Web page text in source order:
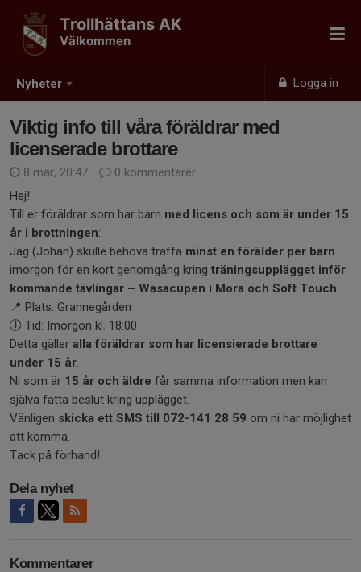
Nyheter Logga in
Trollhättans AK
Välkommen
Viktig info till våra föräldrar med
licenserade brottare
8 mar, 20:47
0 kommentarer
Hej!
Till er föräldrar som har barn med licens och som är under 15
år i brottningen:
Jag (Johan) skulle behöva träffa minst en förälder per barn
imorgon för en kort genomgång kring träningsupplägget inför
kommande tävlingar – Wasacupen i Mora och Soft Touch.
📍 Plats: Grannegården
🕕 Tid: Imorgon kl. 18:00
Detta gäller alla föräldrar som har licensierade brottare
under 15 år.
Ni som är 15 år och äldre får samma information men kan
själva fatta beslut kring upplägget.
Vänligen skicka ett SMS till 072-141 28 59 om ni har möjlighet
att komma.
Tack på förhand!
Dela nyhet
Kommentarer